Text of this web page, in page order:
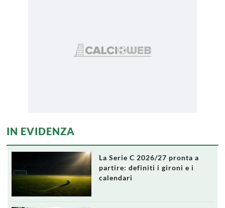
IN EVIDENZA
La Serie C 2026/27 pronta a
partire: definiti i gironi e i
calendari